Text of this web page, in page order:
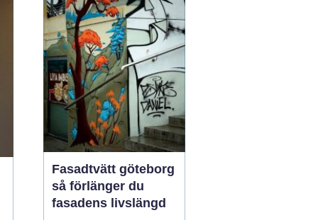
göra miljöer mer
tillgängliga för alla sä...
Fasadtvätt göteborg
så förlänger du
fasadens livslängd